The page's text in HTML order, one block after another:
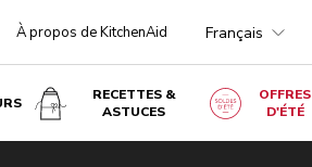
À propos de KitchenAid Français
RECETTES &
ASTUCES
OFFRES
D'ÉTÉ